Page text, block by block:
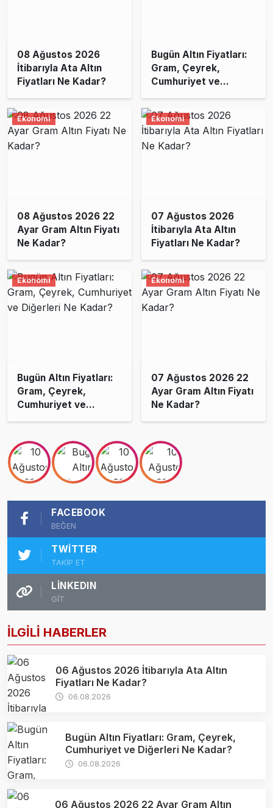
08 Ağustos 2026
İtibarıyla Ata Altın
Fiyatları Ne Kadar?
Bugün Altın Fiyatları:
Gram, Çeyrek,
Cumhuriyet ve
Ekonomi
08 Ağustos 2026 22
Ayar Gram Altın Fiyatı
Ne Kadar?
Ekonomi
07 Ağustos 2026
İtibarıyla Ata Altın
Fiyatları Ne Kadar?
Ekonomi
Bugün Altın Fiyatları:
Gram, Çeyrek,
Cumhuriyet ve
Ekonomi
07 Ağustos 2026 22
Ayar Gram Altın Fiyatı
Ne Kadar?
FACEBOOK
BEĞEN
TWITTER
TAKİP ET
LINKEDIN
GİT
İLGİLİ HABERLER
06 Ağustos 2026 İtibarıyla Ata Altın
Fiyatları Ne Kadar?
06.08.2026
Bugün Altın Fiyatları: Gram, Çeyrek,
Cumhuriyet ve Diğerleri Ne Kadar?
06.08.2026
06 Ağustos 2026 22 Ayar Gram Altın